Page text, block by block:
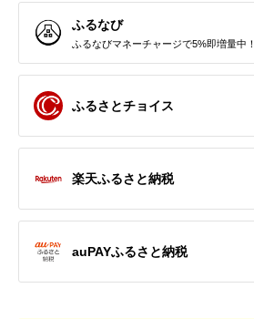
ふるなび
ふるなびマネーチャージで5%即増量中！
ふるさとチョイス
楽天ふるさと納税
auPAYふるさと納税